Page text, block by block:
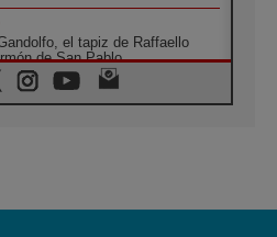
el tapiz de Raffaello
de San Pablo
«la paz no se compra con una